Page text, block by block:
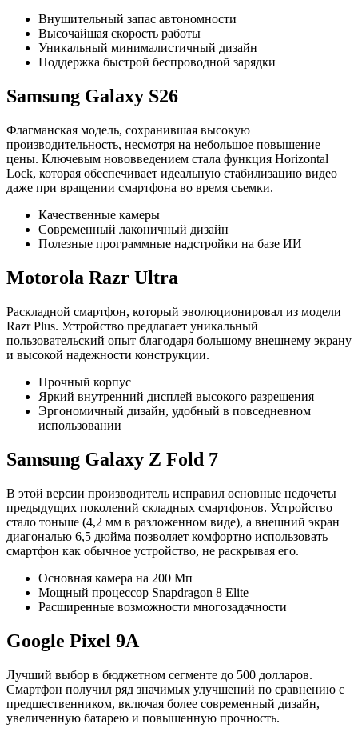
Внушительный запас автономности
Высочайшая скорость работы
Уникальный минималистичный дизайн
Поддержка быстрой беспроводной зарядки
Samsung Galaxy S26
Флагманская модель, сохранившая высокую
производительность, несмотря на небольшое повышение
цены. Ключевым нововведением стала функция Horizontal
Lock, которая обеспечивает идеальную стабилизацию видео
даже при вращении смартфона во время съемки.
Качественные камеры
Современный лаконичный дизайн
Полезные программные надстройки на базе ИИ
Motorola Razr Ultra
Раскладной смартфон, который эволюционировал из модели
Razr Plus. Устройство предлагает уникальный
пользовательский опыт благодаря большому внешнему экрану
и высокой надежности конструкции.
Прочный корпус
Яркий внутренний дисплей высокого разрешения
Эргономичный дизайн, удобный в повседневном
использовании
Samsung Galaxy Z Fold 7
В этой версии производитель исправил основные недочеты
предыдущих поколений складных смартфонов. Устройство
стало тоньше (4,2 мм в разложенном виде), а внешний экран
диагональю 6,5 дюйма позволяет комфортно использовать
смартфон как обычное устройство, не раскрывая его.
Основная камера на 200 Мп
Мощный процессор Snapdragon 8 Elite
Расширенные возможности многозадачности
Google Pixel 9A
Лучший выбор в бюджетном сегменте до 500 долларов.
Смартфон получил ряд значимых улучшений по сравнению с
предшественником, включая более современный дизайн,
увеличенную батарею и повышенную прочность.